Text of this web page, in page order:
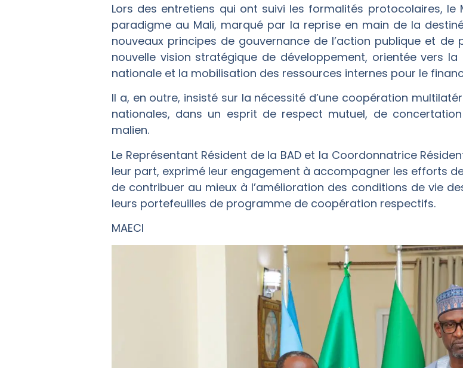
Lors des entretiens qui ont suivi les formalités protocolaires, le
paradigme au Mali, marqué par la reprise en main de la
nouveaux principes de gouvernance de l’action publique et
nouvelle vision stratégique de développement, orientée vers
nationale et la mobilisation des ressources internes pour le
Il a, en outre, insisté sur la nécessité d’une coopération
nationales, dans un esprit de respect mutuel, de
malien.
Le Représentant Résident de la BAD et la Coordonnatrice
leur part, exprimé leur engagement à accompagner les efforts
de contribuer au mieux à l’amélioration des conditions de vie
leurs portefeuilles de programme de coopération respectifs.
MAECI